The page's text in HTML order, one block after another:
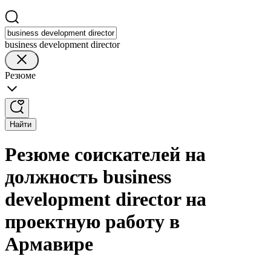
business development director
Резюме
Найти
Резюме соискателей на
должность business
development director на
проектную работу в
Армавире